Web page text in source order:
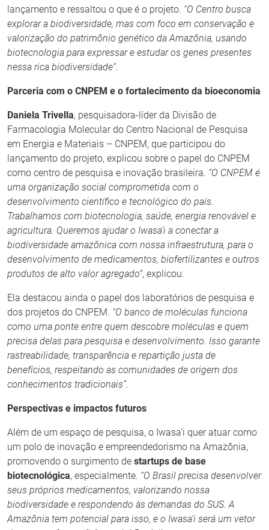
lançamento e ressaltou o que é o projeto. “O Centro busca
explorar a biodiversidade, mas com foco em conservação e
valorização do patrimônio genético da Amazônia, usando
biotecnologia para expressar e estudar os genes presentes
nessa rica biodiversidade”.
Parceria com o CNPEM e o fortalecimento da bioeconomia
Daniela Trivella, pesquisadora-líder da Divisão de
Farmacologia Molecular do Centro Nacional de Pesquisa
em Energia e Materiais – CNPEM, que participou do
lançamento do projeto, explicou sobre o papel do CNPEM
como centro de pesquisa e inovação brasileira. “O CNPEM é
uma organização social comprometida com o
desenvolvimento científico e tecnológico do país.
Trabalhamos com biotecnologia, saúde, energia renovável e
agricultura. Queremos ajudar o Iwasa’i a conectar a
biodiversidade amazônica com nossa infraestrutura, para o
desenvolvimento de medicamentos, biofertilizantes e outros
produtos de alto valor agregado”, explicou.
Ela destacou ainda o papel dos laboratórios de pesquisa e
dos projetos do CNPEM. “O banco de moléculas funciona
como uma ponte entre quem descobre moléculas e quem
precisa delas para pesquisa e desenvolvimento. Isso garante
rastreabilidade, transparência e repartição justa de
benefícios, respeitando as comunidades de origem dos
conhecimentos tradicionais”.
Perspectivas e impactos futuros
Além de um espaço de pesquisa, o Iwasa’i quer atuar como
um polo de inovação e empreendedorismo na Amazônia,
promovendo o surgimento de startups de base
biotecnológica, especialmente. “O Brasil precisa desenvolver
seus próprios medicamentos, valorizando nossa
biodiversidade e respondendo às demandas do SUS. A
Amazônia tem potencial para isso, e o Iwasa’i será um vetor